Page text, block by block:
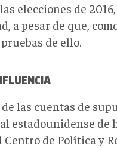
elecciones de
a pesar de que,
de ello.
las cuentas de
estadounidense de
Centro de Política y